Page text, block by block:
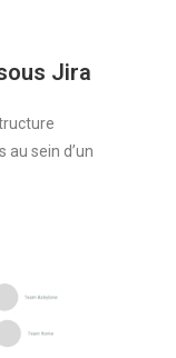
Jira
au sein d’un